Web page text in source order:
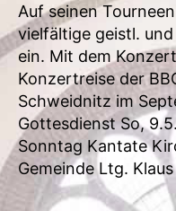
Auf seinen
vielfältige geistl.
ein. Mit dem
Konzertreise der
Schweidnitz im
Gottesdienst So,
Sonntag Kantate
Gemeinde Ltg.